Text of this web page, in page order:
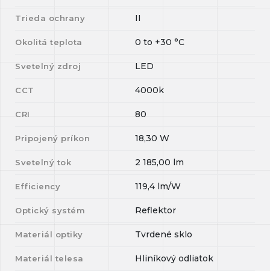
Trieda ochrany II
Okolitá teplota 0 to +30 °C
Svetelný zdroj LED
CCT 4000k
CRI 80
Pripojený príkon 18,30 W
Svetelný tok 2 185,00 lm
Efficiency 119,4 lm/W
Optický systém Reflektor
Materiál optiky Tvrdené sklo
Materiál telesa Hliníkový odliatok